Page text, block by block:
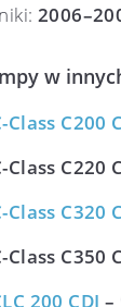
w
C200
C220
C320
C350
200 CDI –